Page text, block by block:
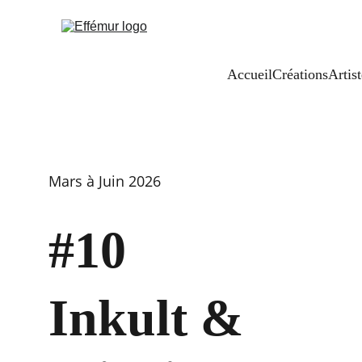
AccueilCréations
Mars à Juin 2026
#10
Inkult &